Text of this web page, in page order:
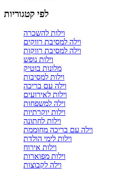
לפי קטגוריות
וילות להשכרה
וילה למסיבת רווקים
וילה למסיבת רווקות
וילות נופש
מלונות בוטיק
וילות למסיבות
וילה עם בריכה
וילות לאירועים
וילה למשפחות
וילות יוקרתיות
וילות לחתונה
וילה עם בריכה מחוממת
וילות לימי הולדת
וילות אירוח
וילות מפוארות
וילה לקבוצות